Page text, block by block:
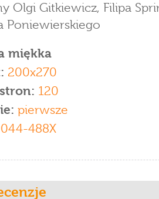
Olgi Gitkiewicz, Filipa
Poniewierskiego
miękka
200x270
120
pierwsze
488X